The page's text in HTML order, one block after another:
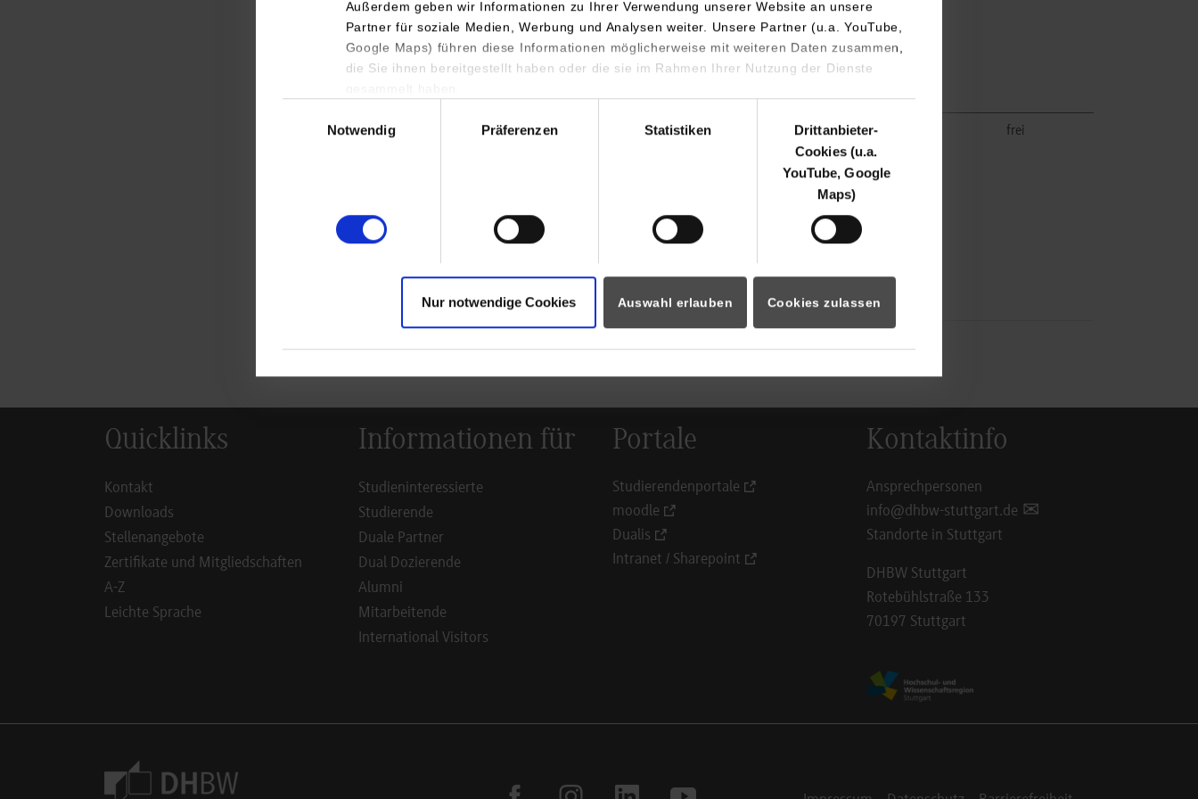
Außerdem geben wir Informationen zu Ihrer Verwendung unserer Website an unsere
Partner für soziale Medien, Werbung und Analysen weiter. Unsere Partner (u.a. YouTube,
Google Maps) führen diese Informationen möglicherweise mit weiteren Daten zusammen,
die Sie ihnen bereitgestellt haben oder die sie im Rahmen Ihrer Nutzung der Dienste
Notwendig
Präferenzen Statistiken
Drittanbieter-
Cookies (u.a.
YouTube, Google
Maps)
Nur notwendige Cookies Auswahl erlauben Cookies zulassen
Suganthy Ariaratnam
07071/93874-0
Informatik / Informationstechnik
GMG GmbH & Co. KG
Suganthy Ariaratnam
07071/93874-0
frei
zurück zur Ergebnisliste
Quicklinks
Kontakt
Downloads
Stellenangebote
Zertifikate und Mitgliedschaften
A-Z
Leichte Sprache
Informationen für
Studieninteressierte
Studierende
Duale Partner
Dual Dozierende
Alumni
Mitarbeitende
International Visitors
Portale
Studierendenportale
moodle
Dualis
Intranet / Sharepoint
Kontaktinfo
Ansprechpersonen
info@dhbw-stuttgart.de
Standorte in Stuttgart
DHBW Stuttgart
Rotebühlstraße 133
70197 Stuttgart